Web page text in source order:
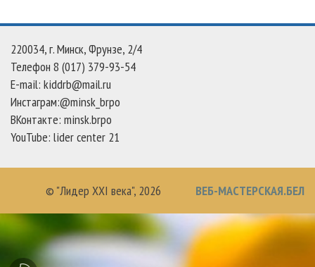
220034, г. Минск, Фрунзе, 2/4
Телефон 8 (017) 379-93-54
E-mail: kiddrb@mail.ru
Инстаграм:@minsk_brpo
ВКонтакте: minsk.brpo
YouTube: lider center 21
© "Лидер XXI века", 2026 ВЕБ-МАСТЕРСКАЯ.БЕЛ